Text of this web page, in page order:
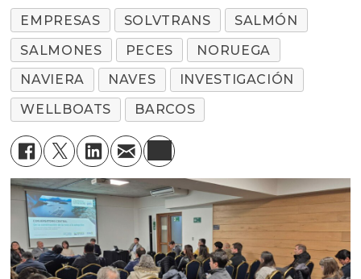
EMPRESAS SOLVTRANS
SALMÓN
SALMONES
PECES
NORUEGA
NAVIERA
NAVES
INVESTIGACIÓN
WELLBOATS
BARCOS